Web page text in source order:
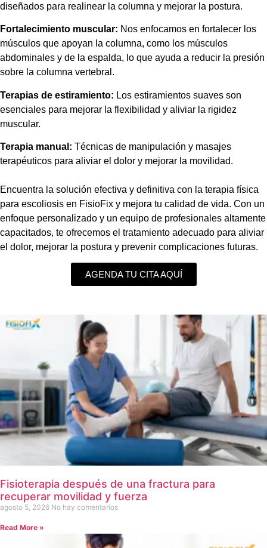
diseñados para realinear la columna y mejorar la postura.
Fortalecimiento muscular: Nos enfocamos en fortalecer los
músculos que apoyan la columna, como los músculos
abdominales y de la espalda, lo que ayuda a reducir la presión
sobre la columna vertebral.
Terapias de estiramiento: Los estiramientos suaves son
esenciales para mejorar la flexibilidad y aliviar la rigidez
muscular.
Terapia manual: Técnicas de manipulación y masajes
terapéuticos para aliviar el dolor y mejorar la movilidad.
Encuentra la solución efectiva y definitiva con la terapia física
para escoliosis en FisioFix y mejora tu calidad de vida. Con un
enfoque personalizado y un equipo de profesionales altamente
capacitados, te ofrecemos el tratamiento adecuado para aliviar
el dolor, mejorar la postura y prevenir complicaciones futuras.
AGENDA TU CITA AQUÍ
Fisioterapia después de una fractura para
recuperar movilidad y fuerza
agosto 5, 2026 No hay comentarios
Read More »